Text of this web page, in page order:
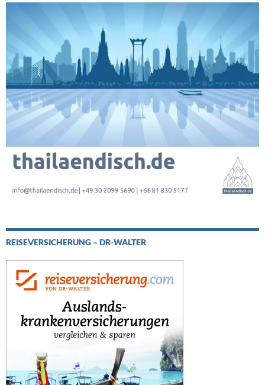
REISEVERSICHERUNG – DR-WALTER